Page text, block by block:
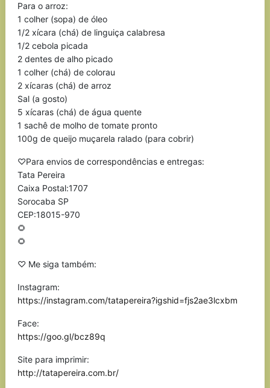
Para o arroz:
1 colher (sopa) de óleo
1/2 xícara (chá) de linguiça calabresa
1/2 cebola picada
2 dentes de alho picado
1 colher (chá) de colorau
2 xícaras (chá) de arroz
Sal (a gosto)
5 xícaras (chá) de água quente
1 sachê de molho de tomate pronto
100g de queijo muçarela ralado (para cobrir)
♡Para envios de correspondências e entregas:
Tata Pereira
Caixa Postal:1707
Sorocaba SP
CEP:18015-970
🌻
🌻
♡ Me siga também:
Instagram:
https://instagram.com/tatapereira?igshid=fjs2ae3lcxbm
Face:
https://goo.gl/bcz89q
Site para imprimir:
http://tatapereira.com.br/